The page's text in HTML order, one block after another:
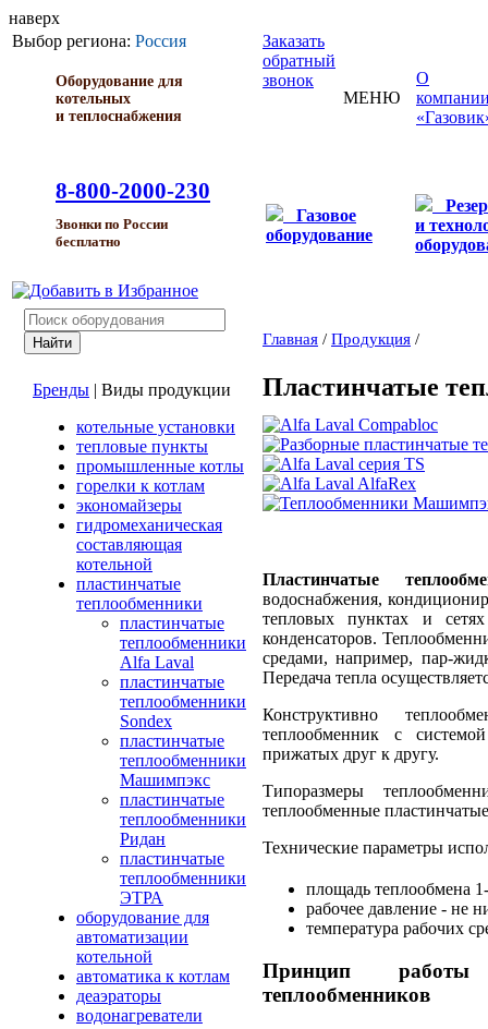
наверх
Выбор региона: Россия
Оборудование для
котельных
и теплоснабжения
8-800-2000-230
Звонки по России
бесплатно
Заказать
обратный
звонок
МЕНЮ
О
Газовое
оборудование
и
Бренды | Виды продукции
котельные установки
тепловые пункты
промышленные котлы
горелки к котлам
экономайзеры
гидромеханическая
составляющая
котельной
пластинчатые
теплообменники
пластинчатые
теплообменники
Alfa Laval
пластинчатые
теплообменники
Sondex
пластинчатые
теплообменники
Машимпэкс
пластинчатые
теплообменники
Ридан
пластинчатые
теплообменники
ЭТРА
оборудование для
автоматизации
котельной
автоматика к котлам
деаэраторы
водонагреватели
Главная / Продукция /
Пластинчатые
Пластинчатые
водоснабжения,
тепловых пунктах и
конденсаторов.
средами, например, пар-
Передача тепла
Конструктивно
теплообменник с
прижатых друг к другу.
Типоразмеры
теплообменные
Технические параметры
площадь теплообмена
рабочее давление - не
температура рабочих
Принцип работы
теплообменников